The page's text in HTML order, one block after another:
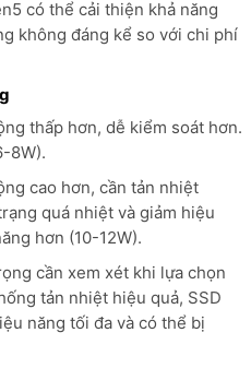
có thể cải thiện khả năng
không đáng kể so với chi phí
thấp hơn, dễ kiểm soát hơn.
8W).
cao hơn, cần tản nhiệt
quá nhiệt và giảm hiệu
hơn (10-12W).
cần xem xét khi lựa chọn
tản nhiệt hiệu quả, SSD
năng tối đa và có thể bị